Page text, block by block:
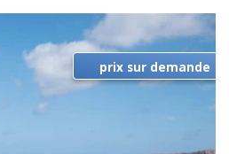
prix sur demande